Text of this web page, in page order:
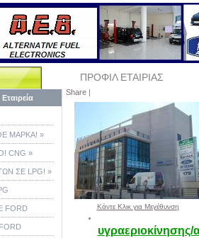
Εταιρεία
ΜΑΡΚΑ! »
CNG »
ΣΕ LPG! »
FORD
ΠΡΟΦΙΛ ΕΤΑΙΡΙΑΣ
Share |
Κάντε Κλικ για Μεγέθυνση
υγραεριοκίνησης/